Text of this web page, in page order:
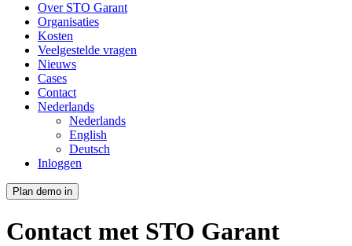
Over STO Garant
Organisaties
Kosten
Veelgestelde vragen
Nieuws
Cases
Contact
Nederlands
Nederlands
English
Deutsch
Inloggen
Plan demo in
Contact met STO Garant